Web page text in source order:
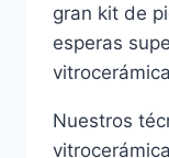
gran kit de
esperas
Nuestros